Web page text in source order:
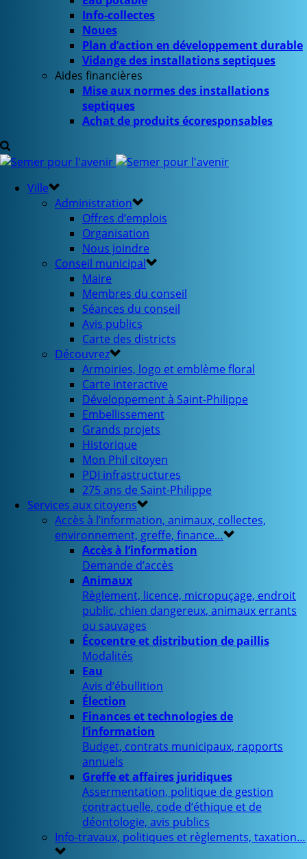
Info-collectes
Noues
Plan d’action en développement durable
Vidange des installations septiques
Aides financières
Mise aux normes des installations
septiques
Achat de produits écoresponsables
Ville
Administration
Offres d’emplois
Organisation
Nous joindre
Conseil municipal
Maire
Membres du conseil
Séances du conseil
Avis publics
Carte des districts
Découvrez
Armoiries, logo et emblème floral
Carte interactive
Développement à Saint-Philippe
Embellissement
Grands projets
Historique
Mon Phil citoyen
PDI infrastructures
275 ans de Saint-Philippe
Services aux citoyens
Accès à l’information, animaux, collectes,
environnement, greffe, finance…
Accès à l’information
Demande d’accès
Animaux
Règlement, licence, micropuçage, endroit
public, chien dangereux, animaux errants
ou sauvages
Écocentre et distribution de paillis
Modalités
Eau
Avis d’ébullition
Élection
Finances et technologies de
l’information
Budget, contrats municipaux, rapports
annuels
Greffe et affaires juridiques
Assermentation, politique de gestion
contractuelle, code d’éthique et de
déontologie, avis publics
Info-travaux, politiques et règlements, taxation…